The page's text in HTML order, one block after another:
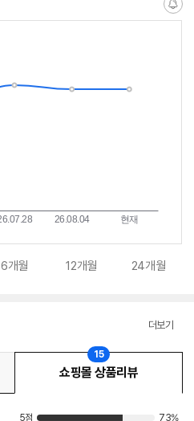
알
6개월 12개월 24개월
더보기
쇼핑몰 상품리뷰
15
5점
73%